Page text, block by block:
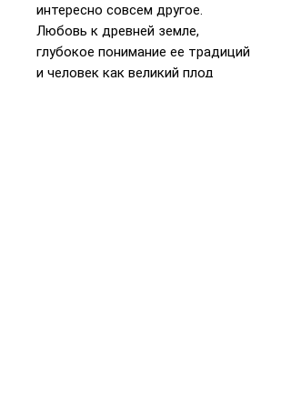
интересно совсем другое.
Любовь к древней земле,
глубокое понимание ее традиций
и человек как великий плод